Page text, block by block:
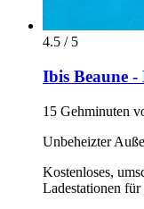
4.5 / 5
Ibis Beaune
15 Gehminuten
Unbeheizter
Kostenloses,
Ladestationen